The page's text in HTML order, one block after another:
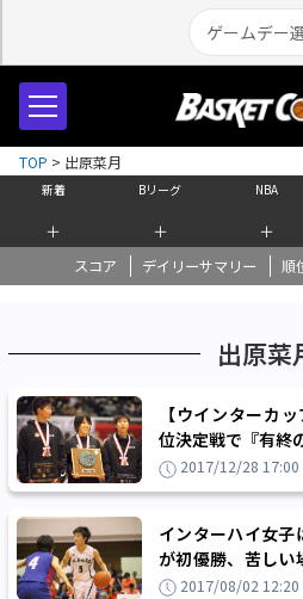
新着
＋
Bリーグ
＋
NBA
＋
スコア デイリーサマリー 順
TOP > 出原菜月
出原菜
【ウインターカ
位決定戦で『有終
2017/12/28 17:00
インターハイ女
が初優勝、苦しい
の脱却』が勝利の
2017/08/02 12:20